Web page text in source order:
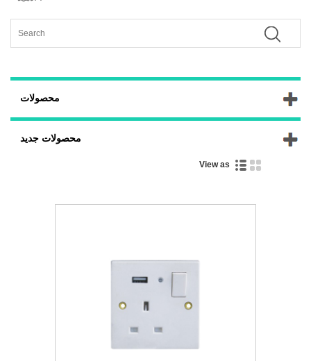
محصولات
محصولات جدید
View as